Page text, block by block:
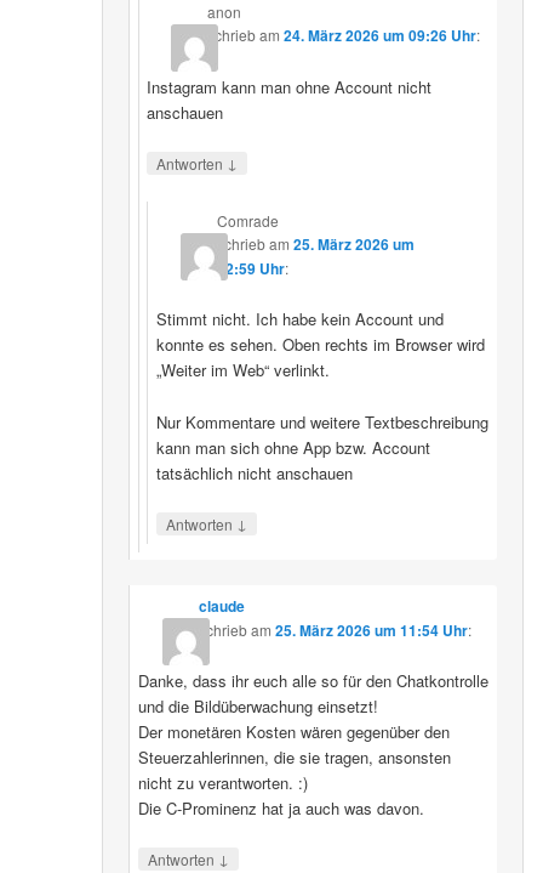
anon
schriebam24. März 2026 um 09:26 Uhr:
Instagram kann man ohne Account nicht
anschauen
Antworten ↓
Comrade
schriebam 25. März 2026 um
12:59 Uhr:
Stimmt nicht. Ich habe kein Account und
konnte es sehen. Oben rechts im Browser wird
„Weiter im Web“ verlinkt.
Nur Kommentare und weitere Textbeschreibung
kann man sich ohne App bzw. Account
tatsächlich nicht anschauen
Antworten ↓
claude
schriebam 25. März 2026 um 11:54 Uhr:
Danke, dass ihr euch alle so für den Chatkontrolle
und die Bildüberwachung einsetzt!
Der monetären Kosten wären gegenüber den
Steuerzahlerinnen, die sie tragen, ansonsten
nicht zu verantworten. :)
Die C-Prominenz hat ja auch was davon.
Antworten ↓